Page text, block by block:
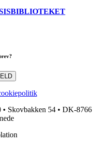
Skovbakken 54 • DK-8766